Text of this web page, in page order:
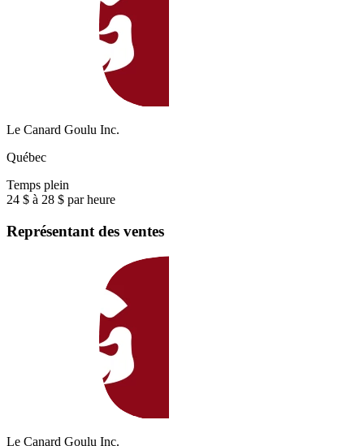
Le Canard Goulu Inc.
Québec
Temps plein
24 $ à 28 $ par heure
Représentant des ventes
Le Canard Goulu Inc.